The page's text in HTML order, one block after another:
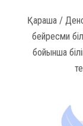
Қараша /
бейресми
бойынша